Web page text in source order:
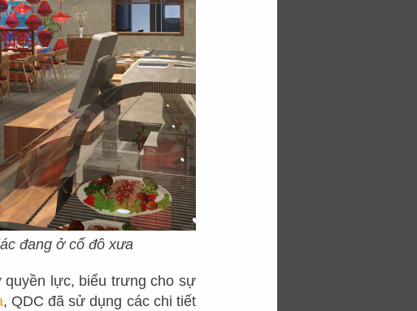
đang ở cố đô xưa
quyền lực, biểu trưng cho sự
, QDC đã sử dụng các chi tiết
riêng mình một ý tưởng